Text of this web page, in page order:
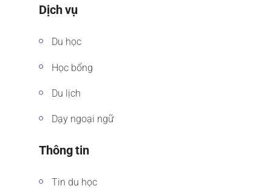
Dịch vụ
Du học
Học bổng
Du lịch
Dạy ngoại ngữ
Thông tin
Tin du học